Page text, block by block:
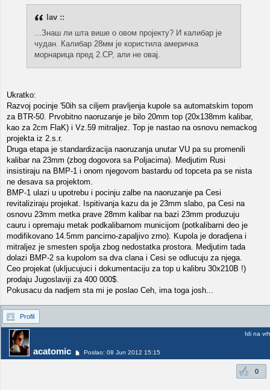
lav ::
...Знаш ли шта више о овом пројекту? И калибар је
чудан. Калибар 28мм је користила америчка
морнарица пред 2.СР, али не овај.
Ukratko:
Razvoj pocinje '50ih sa ciljem pravljenja kupole sa automatskim topom
za BTR-50. Prvobitno naoruzanje je bilo 20mm top (20x138mm kalibar,
kao za 2cm FlaK) i Vz.59 mitraljez. Top je nastao na osnovu nemackog
projekta iz 2.s.r.
Druga etapa je standardizacija naoruzanja unutar VU pa su promenili
kalibar na 23mm (zbog dogovora sa Poljacima). Medjutim Rusi
insistiraju na BMP-1 i onom njegovom bastardu od topceta pa se nista
ne desava sa projektom.
BMP-1 ulazi u upotrebu i pocinju zalbe na naoruzanje pa Cesi
revitaliziraju projekat. Ispitivanja kazu da je 23mm slabo, pa Cesi na
osnovu 23mm metka prave 28mm kalibar na bazi 23mm produzuju
cauru i opremaju metak podkalibarnom municijom (potkalibarni deo je
modifikovano 14.5mm pancirno-zapaljivo zrno). Kupola je doradjena i
mitraljez je smesten spolja zbog nedostatka prostora. Medjutim tada
dolazi BMP-2 sa kupolom sa dva clana i Cesi se odlucuju za njega.
Ceo projekat (ukljucujuci i dokumentaciju za top u kalibru 30x210B !)
prodaju Jugoslaviji za 400 000$.
Pokusacu da nadjem sta mi je poslao Ceh, ima toga josh...
Profil
acatomic Poslao: 08 Jun 2012 15:15
Idi na vrh
0